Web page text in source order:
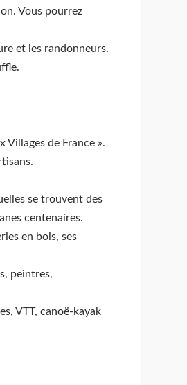
Vous pourrez
et les randonneurs.
Villages de France ».
se trouvent des
centenaires.
en bois, ses
peintres,
VTT, canoë-kayak